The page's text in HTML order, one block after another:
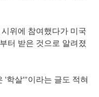
위에 참여했다가 미국
터 받은 것으로 알려졌
'학살'"이라는 글도 적혀